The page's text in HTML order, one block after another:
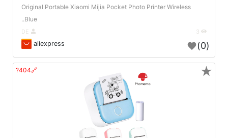
Original Portable Xiaomi Mijia Pocket Photo Printer Wireless
Blue..
aliexpress (0)
🔗404? ★